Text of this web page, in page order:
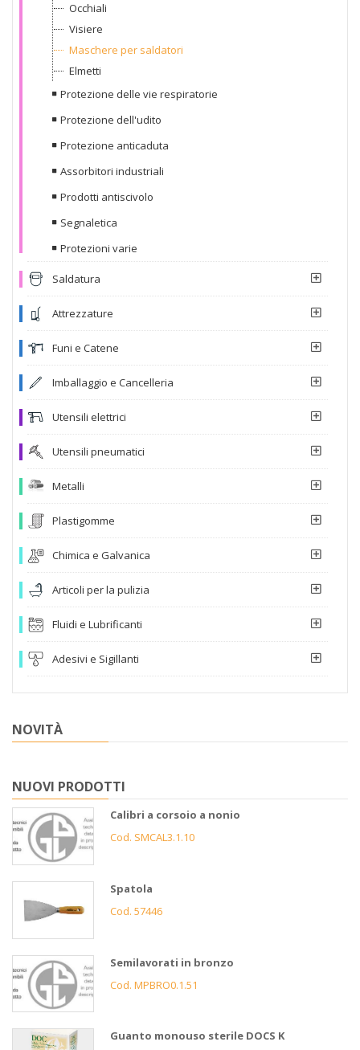
Occhiali
Visiere
Maschere per saldatori
Elmetti
Protezione delle vie respiratorie
Protezione dell'udito
Protezione anticaduta
Assorbitori industriali
Prodotti antiscivolo
Segnaletica
Protezioni varie
Saldatura
Attrezzature
Funi e Catene
Imballaggio e Cancelleria
Utensili elettrici
Utensili pneumatici
Metalli
Plastigomme
Chimica e Galvanica
Articoli per la pulizia
Fluidi e Lubrificanti
Adesivi e Sigillanti
NOVITÀ
NUOVI PRODOTTI
Calibri a corsoio a nonio
Cod. SMCAL3.1.10
Spatola
Cod. 57446
Semilavorati in bronzo
Cod. MPBRO0.1.51
Guanto monouso sterile DOCS K